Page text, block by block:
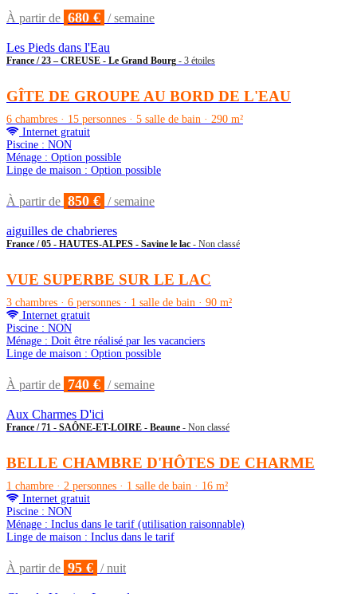
À partir de 680 € / semaine
Les Pieds dans l'Eau
France / 23 – CREUSE - Le Grand Bourg - 3 étoiles
GÎTE DE GROUPE AU BORD DE L'EAU
6 chambres · 15 personnes · 5 salle de bain · 290 m²
Internet gratuit
Piscine : NON
Ménage : Option possible
Linge de maison : Option possible
À partir de 850 € / semaine
aiguilles de chabrieres
France / 05 - HAUTES-ALPES - Savine le lac - Non classé
VUE SUPERBE SUR LE LAC
3 chambres · 6 personnes · 1 salle de bain · 90 m²
Internet gratuit
Piscine : NON
Ménage : Doit être réalisé par les vacanciers
Linge de maison : Option possible
À partir de 740 € / semaine
Aux Charmes D'ici
France / 71 - SAÔNE-ET-LOIRE - Beaune - Non classé
BELLE CHAMBRE D'HÔTES DE CHARME
1 chambre · 2 personnes · 1 salle de bain · 16 m²
Internet gratuit
Piscine : NON
Ménage : Inclus dans le tarif (utilisation raisonnable)
Linge de maison : Inclus dans le tarif
À partir de 95 € / nuit